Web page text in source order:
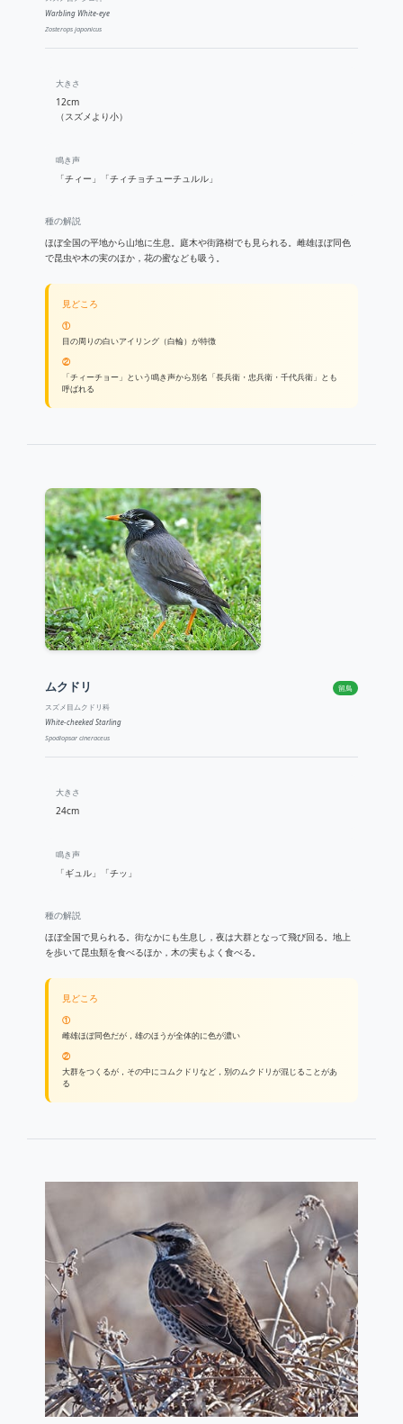
Warbling White-eye
Zosterops japonicus
大きさ
12cm
（スズメより小）
鳴き声
「チィー」「チィチョチューチュルル」
種の解説
ほぼ全国の平地から山地に生息。庭木や街路樹でも見られる。雌雄ほぼ同色
で昆虫や木の実のほか，花の蜜なども吸う。
見どころ
①
目の周りの白いアイリング（白輪）が特徴
②
「チィーチョー」という鳴き声から別名「長兵衛・忠兵衛・千代兵衛」とも
呼ばれる
ムクドリ
スズメ目ムクドリ科
White-cheeked Starling
Spodiopsar cineraceus
留鳥
大きさ
24cm
鳴き声
「ギュル」「チッ」
種の解説
ほぼ全国で見られる。街なかにも生息し，夜は大群となって飛び回る。地上
を歩いて昆虫類を食べるほか，木の実もよく食べる。
見どころ
①
雌雄ほぼ同色だが，雄のほうが全体的に色が濃い
②
大群をつくるが，その中にコムクドリなど，別のムクドリが混じることがあ
る